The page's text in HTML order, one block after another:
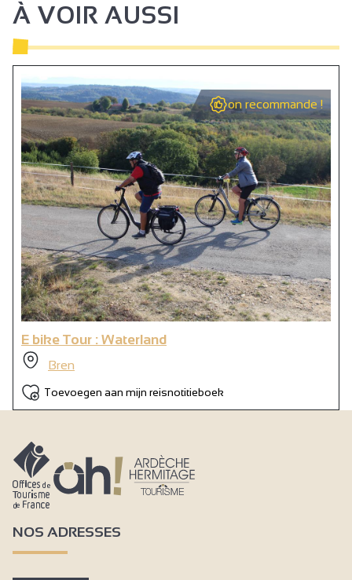
À VOIR AUSSI
on recommande !
E bike Tour : Waterland
Bren
Toevoegen aan mijn reisnotitieboek
NOS ADRESSES